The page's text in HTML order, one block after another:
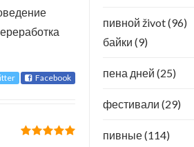
Facebook
пивной život(96)
байки (9)
пена дней (25)
фестивали (29)
пивные(114)